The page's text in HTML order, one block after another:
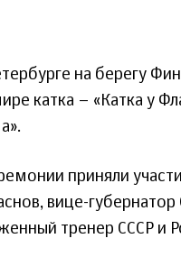
на берегу
катка – «Катка у
приняли
вице-губернатор
тренер СССР и